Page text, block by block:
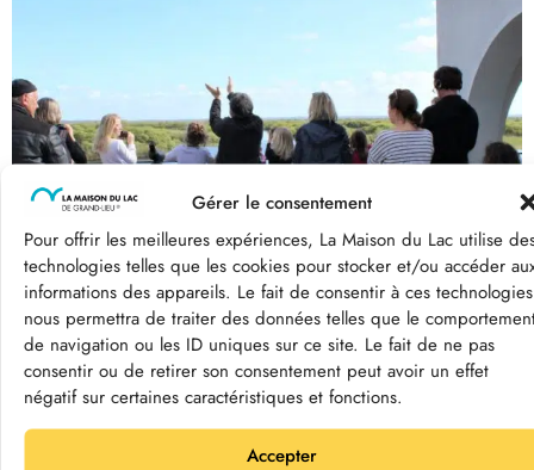
Gérer le consentement
Pour offrir les meilleures expériences, La Maison du Lac utilise
technologies telles que les cookies pour stocker et/ou accéder
informations des appareils. Le fait de consentir à ces technologies
nous permettra de traiter des données telles que le
de navigation ou les ID uniques sur ce site. Le fait de ne pas
consentir ou de retirer son consentement peut avoir un effet
négatif sur certaines caractéristiques et fonctions.
Accepter
© MDL
PAVILLON DES FAMILLES– Mercredi 25 octobre à